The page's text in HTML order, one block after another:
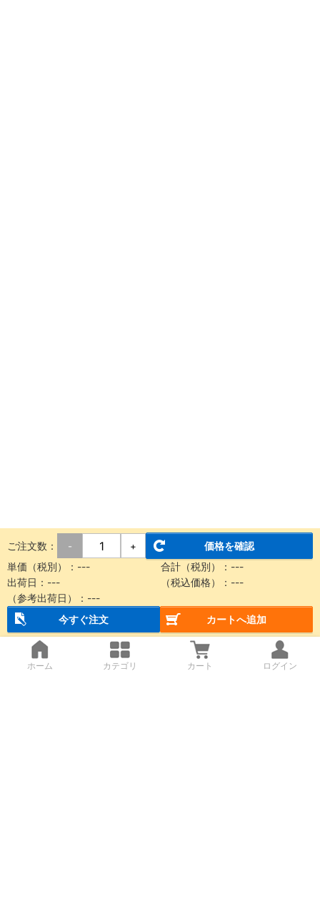
ご注文数： - +
価格を確認
単価（税別）： --- 合計（税別）： ---
出荷日： --- （税込価格）： ---
（参考出荷日）： ---
今すぐ注文
カートへ追加
ホーム カテゴリ カート ログイン